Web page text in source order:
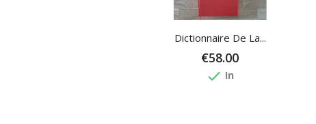
Dictionnaire De La...
€58.00
done In